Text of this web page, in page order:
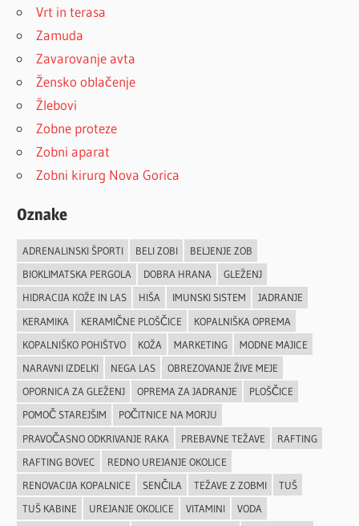
Vrt in terasa
Zamuda
Zavarovanje avta
Žensko oblačenje
Žlebovi
Zobne proteze
Zobni aparat
Zobni kirurg Nova Gorica
Oznake
ADRENALINSKI ŠPORTI BELI ZOBI
BELJENJE ZOB
BIOKLIMATSKA PERGOLA
DOBRA HRANA
GLEŽENJ
HIDRACIJA KOŽE IN LAS
HIŠA IMUNSKI SISTEM
JADRANJE
KERAMIKA
KERAMIČNE PLOŠČICE
KOPALNIŠKA OPREMA
KOPALNIŠKO POHIŠTVO
KOŽA MARKETING
MODNE MAJICE
NARAVNI IZDELKI
NEGA LAS
OBREZOVANJE ŽIVE MEJE
OPORNICA ZA GLEŽENJ
OPREMA ZA JADRANJE
PLOŠČICE
POMOČ STAREJŠIM
POČITNICE NA MORJU
PRAVOČASNO ODKRIVANJE RAKA
PREBAVNE TEŽAVE
RAFTING
RAFTING BOVEC
REDNO UREJANJE OKOLICE
RENOVACIJA KOPALNICE
SENČILA TEŽAVE Z ZOBMI
TUŠ
TUŠ KABINE
UREJANJE OKOLICE VITAMINI
VODA